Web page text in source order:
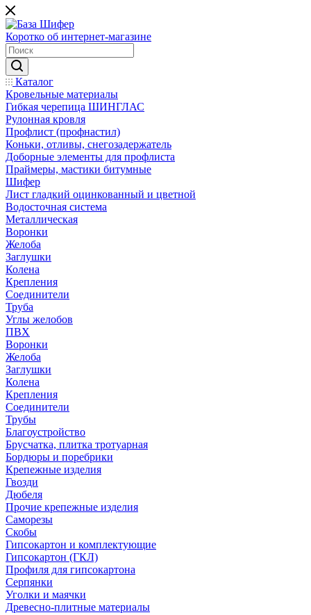
Коротко об интернет-магазине
Каталог
Кровельные материалы
Гибкая черепица ШИНГЛАС
Рулонная кровля
Профлист (профнастил)
Коньки, отливы, снегозадержатель
Доборные элементы для профлиста
Праймеры, мастики битумные
Шифер
Лист гладкий оцинкованный и цветной
Водосточная система
Металлическая
Воронки
Желоба
Заглушки
Колена
Крепления
Соединители
Труба
Углы желобов
ПВХ
Воронки
Желоба
Заглушки
Колена
Крепления
Соединители
Трубы
Благоустройство
Брусчатка, плитка тротуарная
Бордюры и поребрики
Крепежные изделия
Гвозди
Дюбеля
Прочие крепежные изделия
Саморезы
Скобы
Гипсокартон и комплектующие
Гипсокартон (ГКЛ)
Профиля для гипсокартона
Серпянки
Уголки и маячки
Древесно-плитные материалы